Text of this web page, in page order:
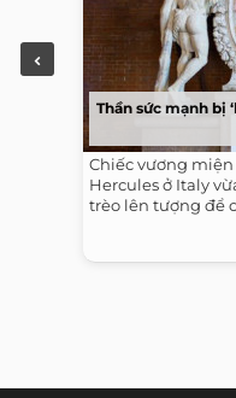
Thần sức mạnh bị
Chiếc vương
Hercules ở Italy
trèo lên tượng để